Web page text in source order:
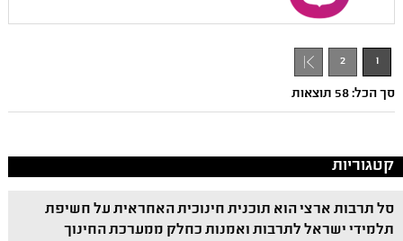
1
2
סך הכל: 58 תוצאות
קטגוריות
סל תרבות ארצי הוא תוכנית חינוכית האחראית על חשיפת
תלמידי ישראל לתרבות ואמנות כחלק ממערכת החינוך